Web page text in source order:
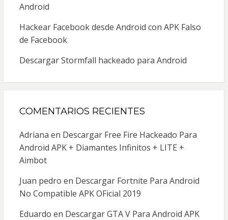
Android
Hackear Facebook desde Android con APK Falso
de Facebook
Descargar Stormfall hackeado para Android
COMENTARIOS RECIENTES
Adriana en Descargar Free Fire Hackeado Para
Android APK + Diamantes Infinitos + LITE +
Aimbot
Juan pedro en Descargar Fortnite Para Android
No Compatible APK OFicial 2019
Eduardo en Descargar GTA V Para Android APK